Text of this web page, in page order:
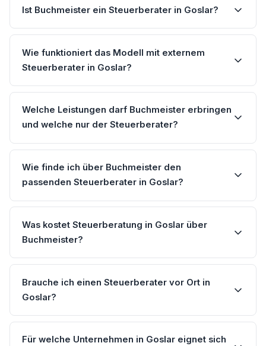
Ist Buchmeister ein Steuerberater in Goslar?
Wie funktioniert das Modell mit externem
Steuerberater in Goslar?
Welche Leistungen darf Buchmeister erbringen
und welche nur der Steuerberater?
Wie finde ich über Buchmeister den
passenden Steuerberater in Goslar?
Was kostet Steuerberatung in Goslar über
Buchmeister?
Brauche ich einen Steuerberater vor Ort in
Goslar?
Für welche Unternehmen in Goslar eignet sich